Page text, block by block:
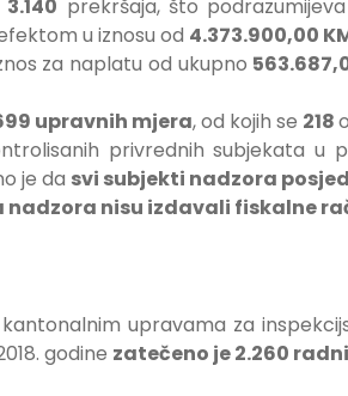
3.140 prekršaja, što
u iznosu od 4.373.900,00
za naplatu od ukupno
upravnih mjera, od kojih se 218
privrednih subjekata u
je da svi subjekti nadzora
nadzora nisu izdavali fiskalne
upravama za
godine zatečeno je 2.260